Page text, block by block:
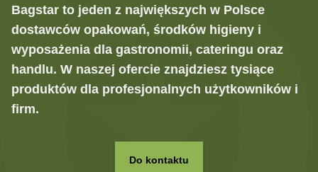
Bagstar to jeden z największych w Polsce
dostawców opakowań, środków higieny i
wyposażenia dla gastronomii, cateringu oraz
handlu. W naszej ofercie znajdziesz tysiące
produktów dla profesjonalnych użytkowników i
firm.
Do kontaktu